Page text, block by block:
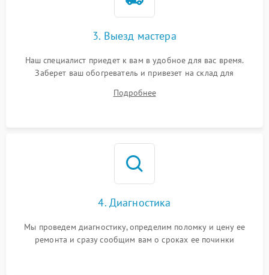
3. Выезд мастера
Наш специалист приедет к вам в удобное для вас время.
Заберет ваш обогреватель и привезет на склад для
Подробнее
4. Диагностика
Мы проведем диагностику, определим поломку и цену ее
ремонта и сразу сообщим вам о сроках ее починки